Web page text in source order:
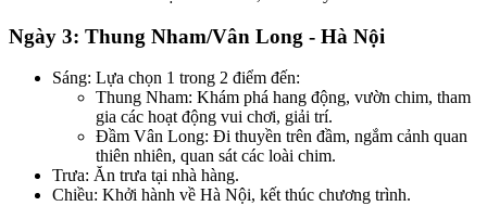
Ngày 3: Thung Nham/Vân Long - Hà Nội
Sáng: Lựa chọn 1 trong 2 điểm đến:
Thung Nham: Khám phá hang động, vườn chim, tham
gia các hoạt động vui chơi, giải trí.
Đầm Vân Long: Đi thuyền trên đầm, ngắm cảnh quan
thiên nhiên, quan sát các loài chim.
Trưa: Ăn trưa tại nhà hàng.
Chiều: Khởi hành về Hà Nội, kết thúc chương trình.